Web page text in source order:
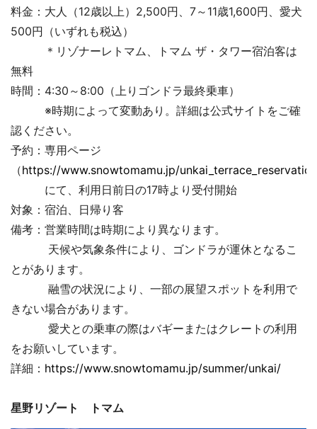
料金：大人（12歳以上）2,500円、7～11歳1,600円、愛犬
500円（いずれも税込）
＊リゾナーレトマム、トマム ザ・タワー宿泊客は
無料
時間：4:30～8:00（上りゴンドラ最終乗車）
※時期によって変動あり。詳細は公式サイトをご確
認ください。
予約：専用ページ
（https://www.snowtomamu.jp/
にて、利用日前日の17時より受付開始
対象：宿泊、日帰り客
備考：営業時間は時期により異なります。
天候や気象条件により、ゴンドラが運休となるこ
とがあります。
融雪の状況により、一部の展望スポットを利用で
きない場合があります。
愛犬との乗車の際はバギーまたはクレートの利用
をお願いしています。
詳細： https://www.snowtomamu.jp/summer/unkai/
星野リゾート トマム